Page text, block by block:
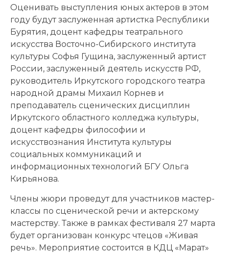
Оценивать выступления юных актеров в этом
году будут заслуженная артистка Республики
Бурятия, доцент кафедры театрального
искусства Восточно-Сибирского института
культуры Софья Гущина, заслуженный артист
России, заслуженный деятель искусств РФ,
руководитель Иркутского городского театра
народной драмы Михаил Корнев и
преподаватель сценических дисциплин
Иркутского областного колледжа культуры,
доцент кафедры философии и
искусствознания Института культуры
социальных коммуникаций и
информационных технологий БГУ Ольга
Кирьянова.
Члены жюри проведут для участников мастер-
классы по сценической речи и актерскому
мастерству. Также в рамках фестиваля 27 марта
будет организован конкурс чтецов «Живая
речь». Мероприятие состоится в КДЦ «Марат»